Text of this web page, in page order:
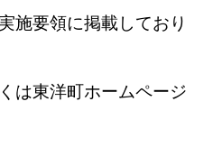
要領に掲載しており
は東洋町ホームページ